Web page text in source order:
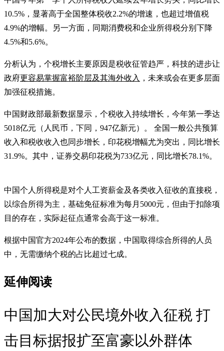
10.5%，显著高于全国整体税收2.2%的增速，也超过增值税
4.9%的增幅。另一方面，同期消费税和企业所得税分别下降
4.5%和5.6%。
分析认为，个税增长主要原因是税收征管趋严，科技的进步让
政府更容易掌握富裕阶层及其海外收入 ，未来或会在更多层面
加强征税措施。
中国财政部最新数据显示，个税收入持续增长，今年第一季达
5018亿元（人民币，下同，947亿新元）。 全国一般公共预算
收入和税收收入也同步增长，印花税增幅尤为突出，同比增长
31.9%。其中，证券交易印花税为733亿元，同比增长78.1%。
中国个人所得税是对个人工资薪金及各类收入征收的直接税，
以综合所得为主，基础免征标准为每月5000元，但由于扣除项
目的存在，实际起征点通常会高于这一标准。
根据中国官方2024年公布的数据，中国取得综合所得的人员
中，无需缴纳个税的占比超过七成。
延伸阅读
中国加大对公民境外收入征税 打
击目标据报扩至富豪以外群体